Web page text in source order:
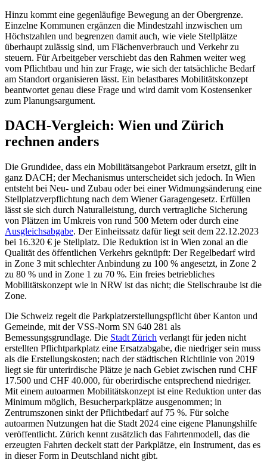
Hinzu kommt eine gegenläufige Bewegung an der Obergrenze.
Einzelne Kommunen ergänzen die Mindestzahl inzwischen um
Höchstzahlen und begrenzen damit auch, wie viele Stellplätze
überhaupt zulässig sind, um Flächenverbrauch und Verkehr zu
steuern. Für Arbeitgeber verschiebt das den Rahmen weiter weg
vom Pflichtbau und hin zur Frage, wie sich der tatsächliche Bedarf
am Standort organisieren lässt. Ein belastbares Mobilitätskonzept
beantwortet genau diese Frage und wird damit vom Kostensenker
zum Planungsargument.
DACH-Vergleich: Wien und Zürich
rechnen anders
Die Grundidee, dass ein Mobilitätsangebot Parkraum ersetzt, gilt in
ganz DACH; der Mechanismus unterscheidet sich jedoch. In Wien
entsteht bei Neu- und Zubau oder bei einer Widmungsänderung eine
Stellplatzverpflichtung nach dem Wiener Garagengesetz. Erfüllen
lässt sie sich durch Naturalleistung, durch vertragliche Sicherung
von Plätzen im Umkreis von rund 500 Metern oder durch eine
Ausgleichsabgabe. Der Einheitssatz dafür liegt seit dem 22.12.2023
bei 16.320 € je Stellplatz. Die Reduktion ist in Wien zonal an die
Qualität des öffentlichen Verkehrs geknüpft: Der Regelbedarf wird
in Zone 3 mit schlechter Anbindung zu 100 % angesetzt, in Zone 2
zu 80 % und in Zone 1 zu 70 %. Ein freies betriebliches
Mobilitätskonzept wie in NRW ist das nicht; die Stellschraube ist die
Zone.
Die Schweiz regelt die Parkplatzerstellungspflicht über Kanton und
Gemeinde, mit der VSS-Norm SN 640 281 als
Bemessungsgrundlage. Die Stadt Zürich verlangt für jeden nicht
erstellten Pflichtparkplatz eine Ersatzabgabe, die niedriger sein muss
als die Erstellungskosten; nach der städtischen Richtlinie von 2019
liegt sie für unterirdische Plätze je nach Gebiet zwischen rund CHF
17.500 und CHF 40.000, für oberirdische entsprechend niedriger.
Mit einem autoarmen Mobilitätskonzept ist eine Reduktion unter das
Minimum möglich, Besucherparkplätze ausgenommen; in
Zentrumszonen sinkt der Pflichtbedarf auf 75 %. Für solche
autoarmen Nutzungen hat die Stadt 2024 eine eigene Planungshilfe
veröffentlicht. Zürich kennt zusätzlich das Fahrtenmodell, das die
erzeugten Fahrten deckelt statt der Parkplätze, ein Instrument, das es
in dieser Form in Deutschland nicht gibt.